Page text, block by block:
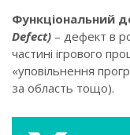
Функціональний
Defect) – дефект в
частині ігрового
«уповільнення
за область тощо).